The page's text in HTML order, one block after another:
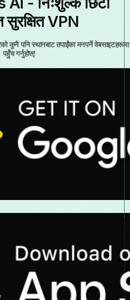
सुरक्षित VPN
कुनै पनि स्थानबाट तपाईंका मनपर्ने वेबसाइटहरूमा
पहुँच गर्नुहोस्!